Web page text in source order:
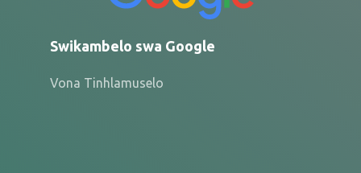
Swikambelo swa Google
Vona Tinhlamuselo